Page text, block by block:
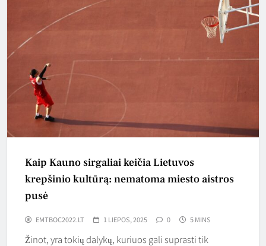
Kaip Kauno sirgaliai keičia Lietuvos
krepšinio kultūrą: nematoma miesto aistros
pusė
EMTBOC2022.LT 1 LIEPOS, 2025 0 5 MINS
Žinot, yra tokių dalykų, kuriuos gali suprasti tik